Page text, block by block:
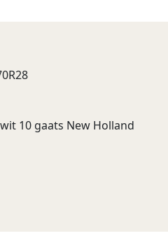
10 gaats New Holland